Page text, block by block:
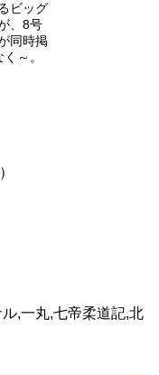
ビッグ
、8号
同時掲
～。
,一丸,七帝柔道記,北